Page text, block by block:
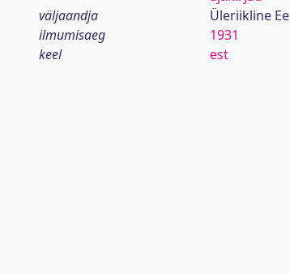
väljaandja
Üleriikline
ilmumisaeg
1931
keel
est